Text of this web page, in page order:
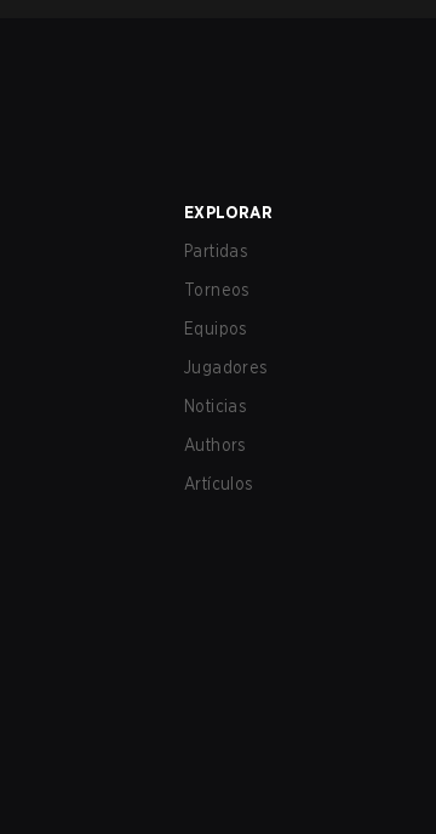
EXPLORAR
Partidas
Torneos
Equipos
Jugadores
Noticias
Authors
Artículos